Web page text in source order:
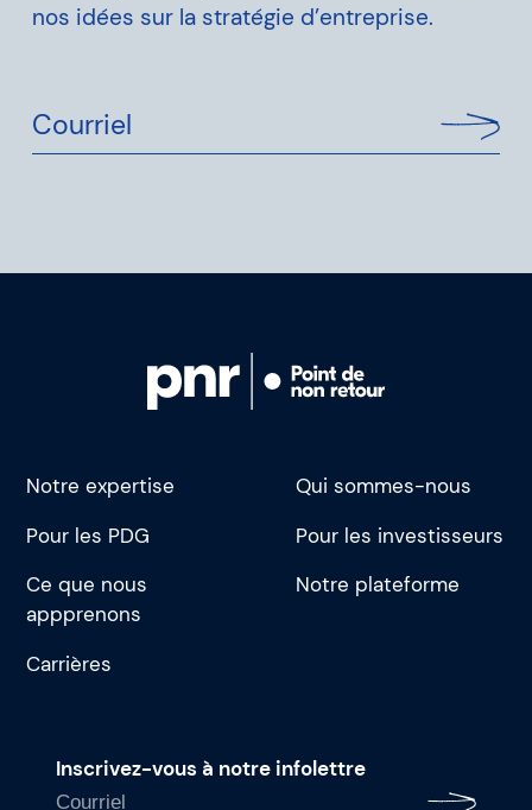
nos idées sur la stratégie d’entreprise.
Courriel
Notre expertise
Qui sommes-nous
Pour les PDG
Pour les investisseurs
Ce que nous
appprenons
Notre plateforme
Carrières
Inscrivez-vous à notre infolettre